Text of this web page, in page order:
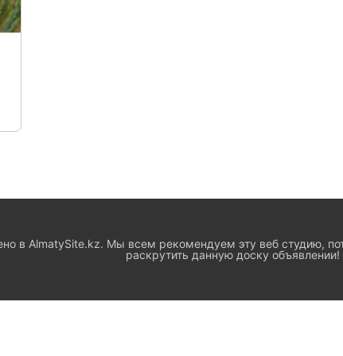
в AlmatySite.kz. Мы всем рекомендуем эту веб студию,
раскрутить данную доску объявлении!